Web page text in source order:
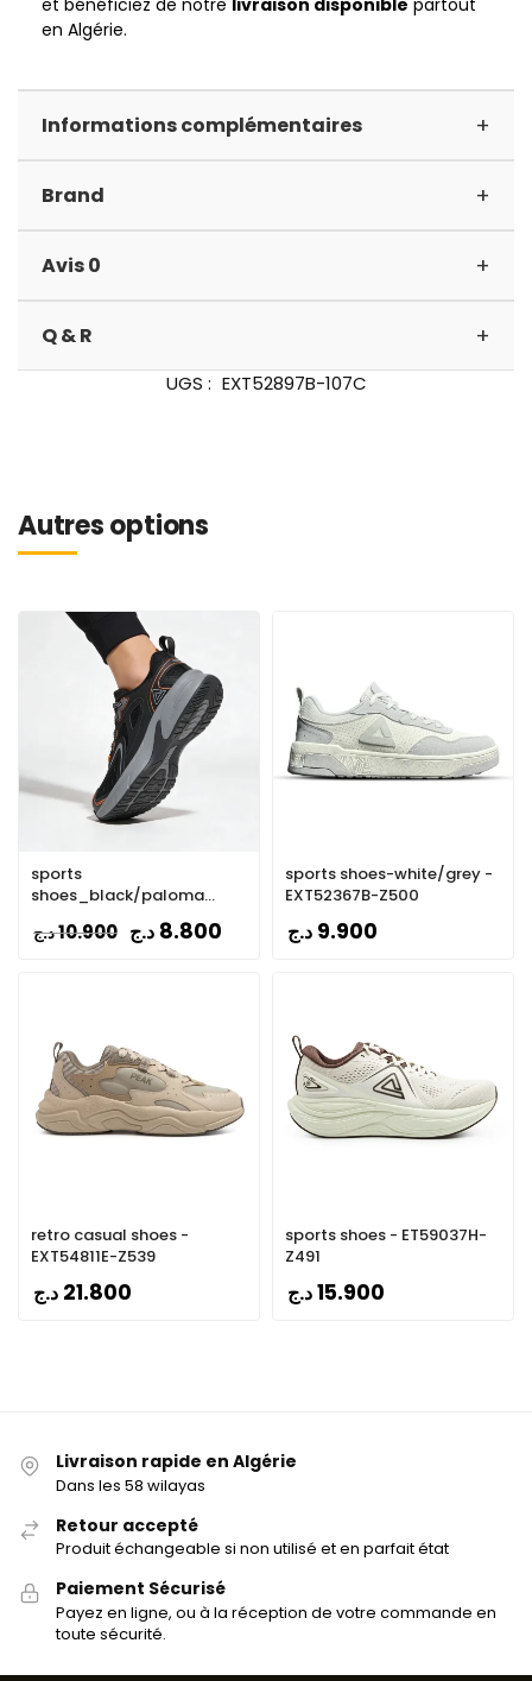
en Algérie.
Informations complémentaires +
Brand +
Avis 0 +
Q & R +
UGS : EXT52897B-107C
Autres options
sports
shoes_black/paloma
gray/orange - E49137E-
204R10.900د.ج 8.800 د.ج
sports shoes-white/grey -
EXT52367B-Z500
9.900 د.ج
retro casual shoes -
EXT54811E-Z539
21.800 د.ج
sports shoes - ET59037H-
Z491
15.900د.ج
Livraison rapide en Algérie
Dans les 58 wilayas
Retour accepté
Produit échangeable si non utilisé et en parfait état
Paiement Sécurisé
Payez en ligne, ou à la réception de votre commande en
toute sécurité.